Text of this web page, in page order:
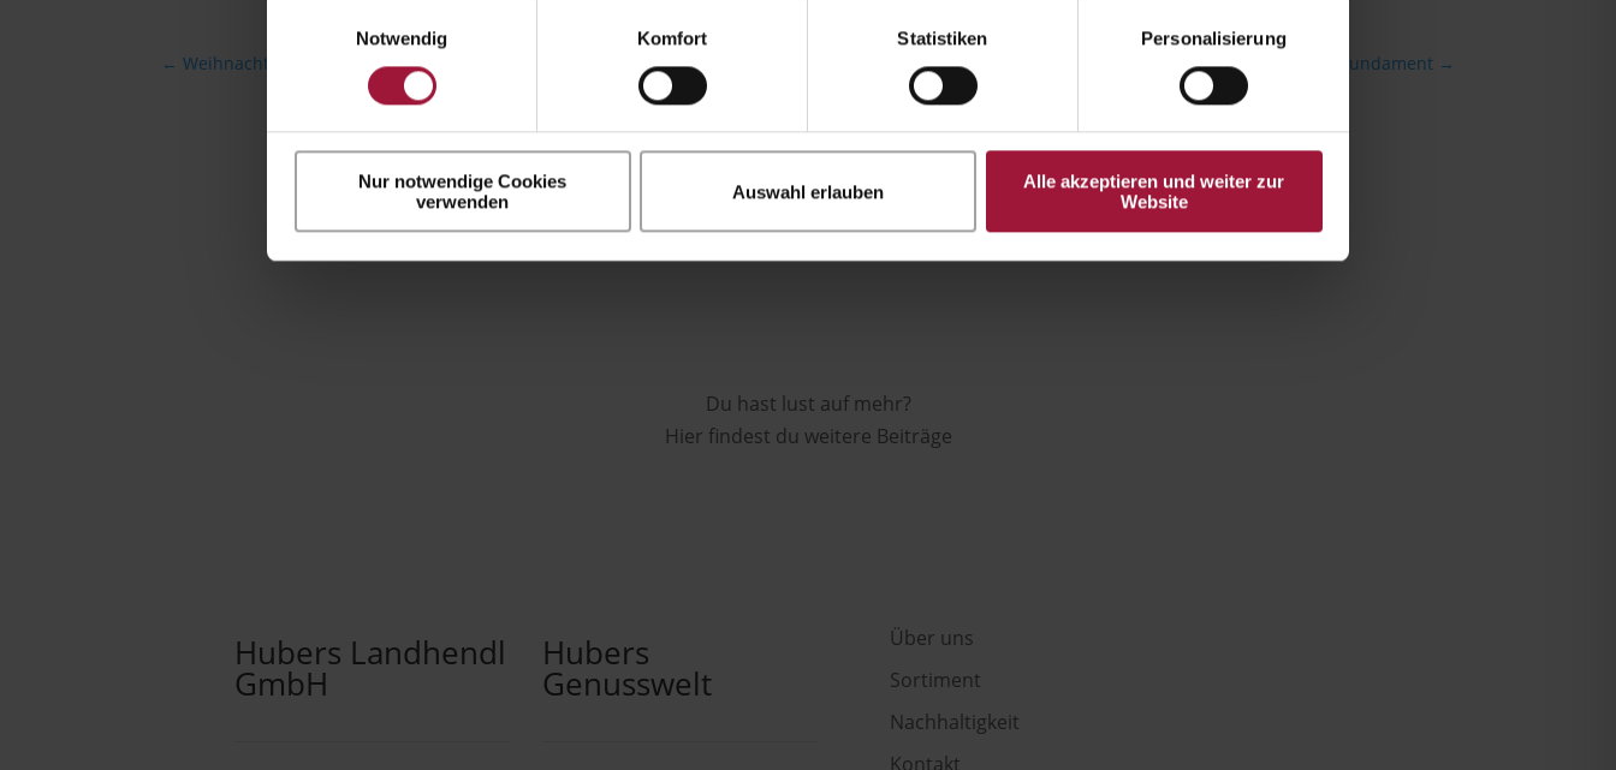
Notwendig
Komfort Statistiken Personalisierung
Nur notwendige Cookies
verwenden
Auswahl erlauben
Alle akzeptieren und weiter zur
Website
←Weihnachtsfeier unseres Technik-Teams Partnerschaft mit den Bauern: Ein starkes Fundament→
Du hast lust auf mehr?
Hier findest du weitere Beiträge
Hubers Landhendl
GmbH
Hubers
Genusswelt
Über uns
Sortiment
Nachhaltigkeit
Kontakt